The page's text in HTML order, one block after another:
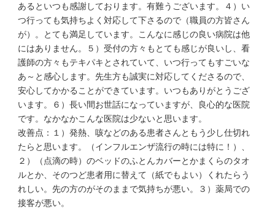
あるといつも感謝しております。有難うございます。４）い
つ行っても気持ちよく対応して下さるので（職員の方皆さん
が）。とても満足しています。こんなに感じの良い病院は他
にはありません。５）受付の方々もとても感じが良いし、看
護師の方々もテキパキとされていて、いつ行ってもすごいな
あ～と感心します。先生方も誠実に対応してくださるので、
安心してかかることができています。いつもありがとうござ
います。６）長い間お世話になっていますが、良心的な医院
です。なかなかこんな医院は少ないと思います。
改善点：１）発熱、咳などのある患者さんともう少し仕切れ
たらと思います。（インフルエンザ流行の時には特に！）、
２）（点滴の時）のベッドのふとんカバーとかまくらのタオ
ルとか、そのつど患者用に替えて（紙でもよい）くれたらう
れしい。先の方のがそのままで気持ちが悪い。３）薬局での
接客が悪い。